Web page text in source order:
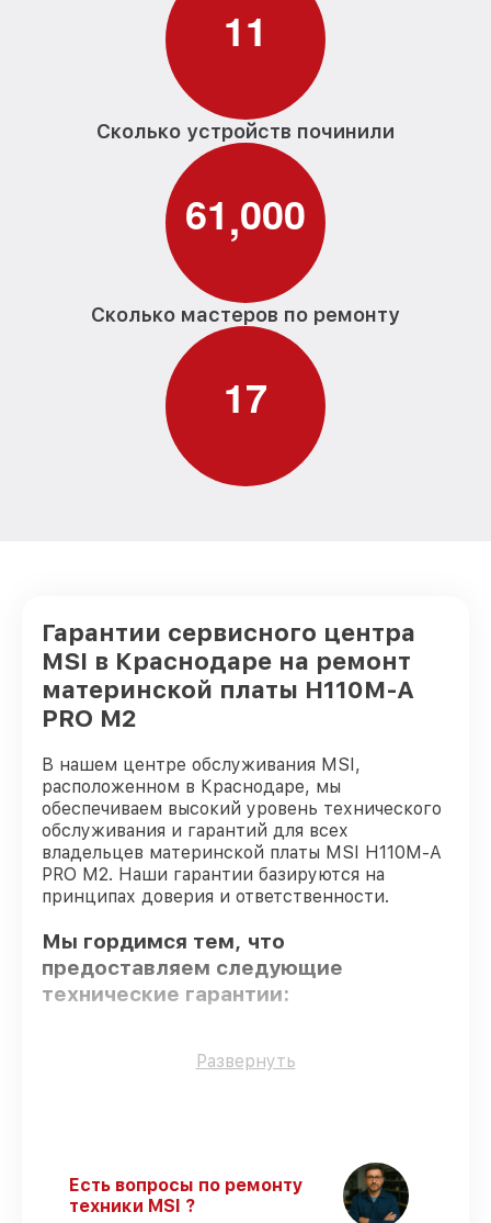
11
Сколько устройств починили
61,000
Сколько мастеров по ремонту
17
Гарантии сервисного центра
MSI в Краснодаре на ремонт
материнской платы H110M-A
PRO M2
В нашем центре обслуживания MSI,
расположенном в Краснодаре, мы
обеспечиваем высокий уровень технического
обслуживания и гарантий для всех
владельцев материнской платы MSI H110M-A
PRO M2. Наши гарантии базируются на
принципах доверия и ответственности.
Мы гордимся тем, что
предоставляем следующие
технические гарантии:
Использование оригинальных
–
соблюдаем сроки сервиса материнской
платы H110M-A PRO M2, согласованные с
Развернуть
Есть вопросы по ремонту
техники MSI ?